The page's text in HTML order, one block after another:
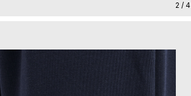
2 / 4